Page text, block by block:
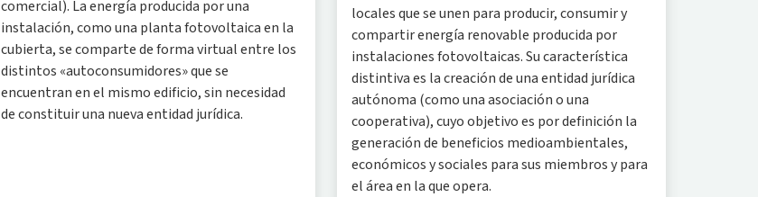
comercial). La energía producida por una
instalación, como una planta fotovoltaica en la
cubierta, se comparte de forma virtual entre los
distintos «autoconsumidores» que se
encuentran en el mismo edificio, sin necesidad
de constituir una nueva entidad jurídica.
locales que se unen para producir, consumir y
compartir energía renovable producida por
instalaciones fotovoltaicas. Su característica
distintiva es la creación de una entidad jurídica
autónoma (como una asociación o una
cooperativa), cuyo objetivo es por definición la
generación de beneficios medioambientales,
económicos y sociales para sus miembros y para
el área en la que opera.